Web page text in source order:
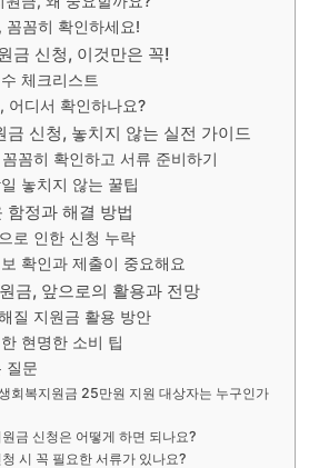
꼼꼼히 확인하세요!
금 신청, 이것만은 꼭!
체크리스트
어디서 확인하나요?
신청, 놓치지 않는 실전 가이드
꼼히 확인하고 서류 준비하기
놓치지 않는 꿀팁
함정과 해결 방법
로 인한 신청 누락
확인과 제출이 중요해요
금, 앞으로의 활용과 전망
질 지원금 활용 방안
현명한 소비 팁
질문
회복지원금 25만원 지원 대상자는 누구인가
금 신청은 어떻게 하면 되나요?
시 꼭 필요한 서류가 있나요?